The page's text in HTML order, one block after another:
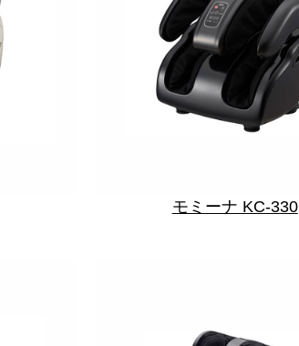
モミーナ KC-330